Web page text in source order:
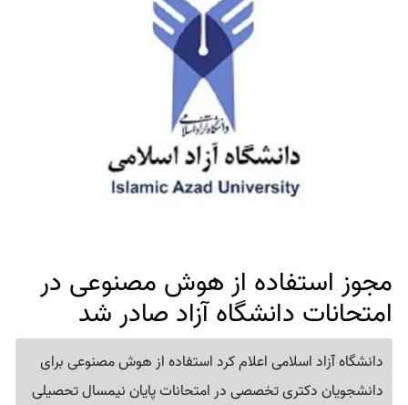
مجوز استفاده از هوش مصنوعی در
امتحانات دانشگاه آزاد صادر شد
دانشگاه آزاد اسلامی اعلام کرد استفاده از هوش مصنوعی برای
دانشجویان دکتری تخصصی در امتحانات پایان نیمسال تحصیلی